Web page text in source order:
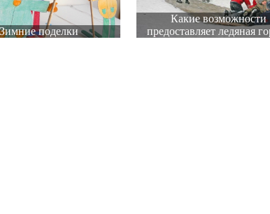
поделки
Какие возможности
предоставляет ледяная